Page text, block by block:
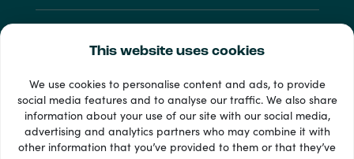
This website uses cookies
We use cookies to personalise content and ads, to provide
social media features and to analyse our traffic. We also share
information about your use of our site with our social media,
advertising and analytics partners who may combine it with
other information that you’ve provided to them or that they’ve